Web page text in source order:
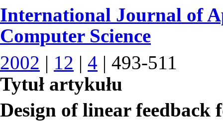
International Journal of
Computer Science
2002 | 12 | 4 | 493-511
Tytuł artykułu
Design of linear feedback